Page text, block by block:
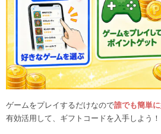
ゲームをプレイするだけなので誰でも簡単
有効活用して、ギフトコードを入手しよう！